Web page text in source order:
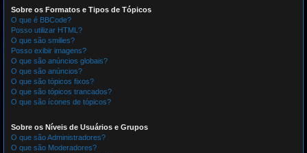
Sobre os Formatos e Tipos de Tópicos
O que é BBCode?
Posso utilizar HTML?
O que são smilies?
Posso exibir imagens?
O que são anúncios globais?
O que são anúncios?
O que são tópicos fixos?
O que são tópicos trancados?
O que são ícones de tópicos?
Sobre os Níveis de Usuários e Grupos
O que são Administradores?
O que são Moderadores?